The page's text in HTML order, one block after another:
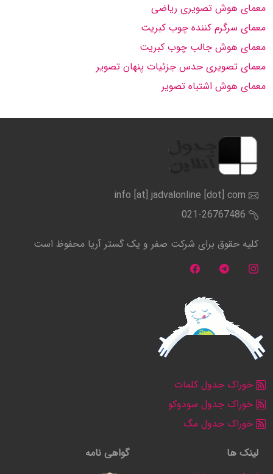
معمای هوش تصویری ریاضی
معمای سرگرم کننده چوب کبریت
معمای هوش جالب چوب کبریت
معمای تصویری حدس جزئیات پنهان تصویر
معمای هوش اشتباه تصویر
info [at] jadvalonline [dot] com
021-26767486
کلیه حقوق برای شرکت صفر و یک گستر آریا محفوظ است
خوراک جدول کلمات
خوراک جدول سودوکو
خوراک جدول مگ
لینک ها
گواهی نامه